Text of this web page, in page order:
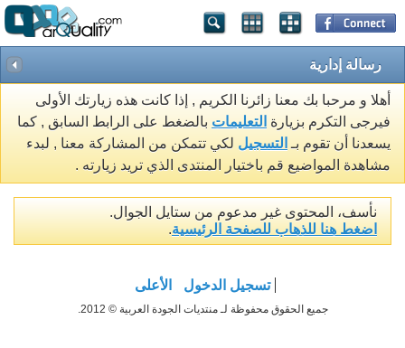
رسالة إدارية
أهلا و مرحبا بك معنا زائرنا الكريم , إذا كانت هذه زيارتك الأولى
فيرجى التكرم بزيارة التعليمات بالضغط على الرابط السابق , كما
يسعدنا أن تقوم بـ التسجيل لكي تتمكن من المشاركة معنا , لبدء
مشاهدة المواضيع قم باختيار المنتدى الذي تريد زيارته .
نأسف، المحتوى غير مدعوم من ستايل الجوال.
اضغط هنا للذهاب للصفحة الرئيسية.
تسجيل الدخول الأعلى
جميع الحقوق محفوظة لـ منتديات الجودة العربية © 2012.